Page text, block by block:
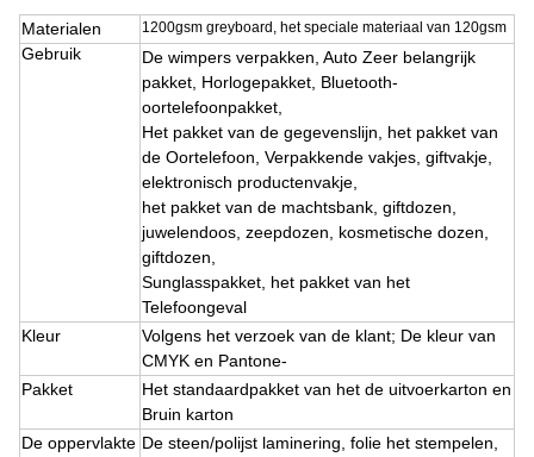
Materialen 1200gsm greyboard, het speciale materiaal van 120gsm
Gebruik
De wimpers verpakken, Auto Zeer belangrijk
pakket, Horlogepakket, Bluetooth-
oortelefoonpakket,
Het pakket van de gegevenslijn, het pakket van
de Oortelefoon, Verpakkende vakjes, giftvakje,
elektronisch productenvakje,
het pakket van de machtsbank, giftdozen,
juwelendoos, zeepdozen, kosmetische dozen,
giftdozen,
Sunglasspakket, het pakket van het
Telefoongeval
Kleur
Volgens het verzoek van de klant; De kleur van
CMYK en Pantone-
Pakket
Het standaardpakket van het de uitvoerkarton en
Bruin karton
De oppervlakte De steen/polijst laminering, folie het stempelen,